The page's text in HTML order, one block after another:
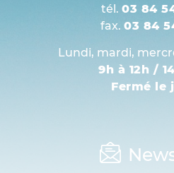
tél. 03 84
fax. 03 84
Lundi, mardi,
9h à 12h /
Fermé le